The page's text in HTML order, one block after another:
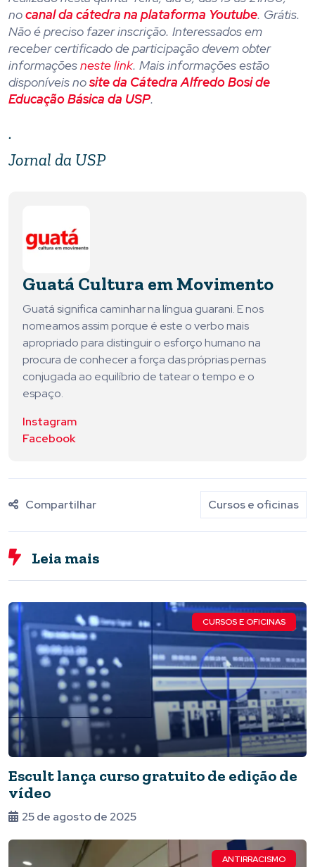
nocanal da cátedra na plataforma Youtube. Grátis.
Não é preciso fazer inscrição. Interessados em
receber certificado de participação devem obter
informaçõesneste link. Mais informações estão
disponíveis nosite da Cátedra Alfredo Bosi de
Educação Básica da USP.
.
Jornal da USP
Guatá Cultura em Movimento
Guatá significa caminhar na língua guarani. E nos
nomeamos assim porque é este o verbo mais
apropriado para distinguir o esforço humano na
procura de conhecer a força das próprias pernas
conjugada ao equilíbrio de tatear o tempo e o
espaço.
Instagram
Facebook
Compartilhar Cursos e oficinas
Leia mais
CURSOS E OFICINAS
Escult lança curso gratuito de edição de
vídeo
25 de agosto de 2025
ANTIRRACISMO